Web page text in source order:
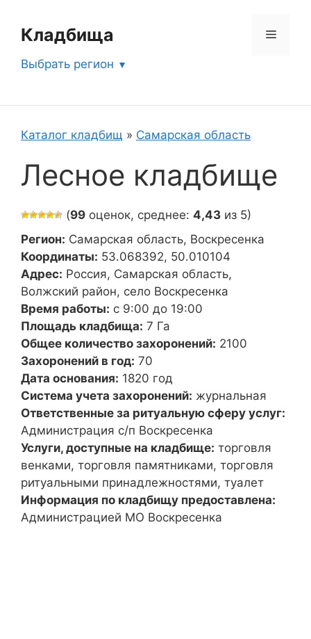
содержимому
Кладбища Меню
Выбрать регион
Каталог кладбищ » Самарская область
Лесное кладбище
(99 оценок, среднее: 4,43 из 5)
Регион: Самарская область, Воскресенка
Координаты: 53.068392, 50.010104
Адрес: Россия, Самарская область,
Волжский район, село Воскресенка
Время работы: с 9:00 до 19:00
Площадь кладбища: 7 Га
Общее количество захоронений: 2100
Захоронений в год: 70
Дата основания: 1820 год
Система учета захоронений: журнальная
Ответственные за ритуальную сферу услуг:
Администрация с/п Воскресенка
Услуги, доступные на кладбище: торговля
венками, торговля памятниками, торговля
ритуальными принадлежностями, туалет
Информация по кладбищу предоставлена:
Администрацией МО Воскресенка